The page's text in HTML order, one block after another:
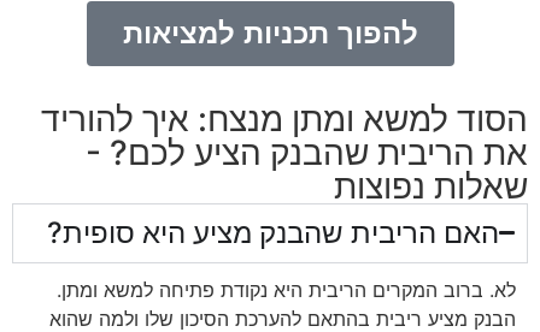
להפוך תכניות למציאות
הסוד למשא ומתן מנצח: איך להוריד
את הריבית שהבנק הציע לכם? -
שאלות נפוצות
האם הריבית שהבנק מציע היא סופית?
לא. ברוב המקרים הריבית היא נקודת פתיחה למשא ומתן.
הבנק מציע ריבית בהתאם להערכת הסיכון שלו ולמה שהוא